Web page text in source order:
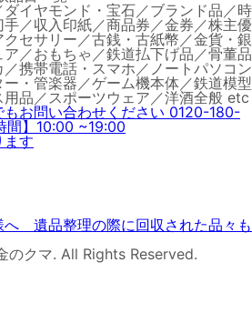
イヤモンド・宝石／ブランド品／時
／収入印紙／商品券／金券／株主優
セサリー／古銭・古紙幣／金貨・銀
／おもちゃ／鉄道払下げ品／骨董品
携帯電話・スマホ／ノートパソコン
・管楽器／ゲーム機本体／鉄道模型
用品／スポーツウェア／洋酒全般 etc
クマ. All Rights Reserved.